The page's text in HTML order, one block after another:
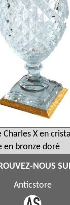
Charles X en
en bronze doré
NOUS
Anticstore